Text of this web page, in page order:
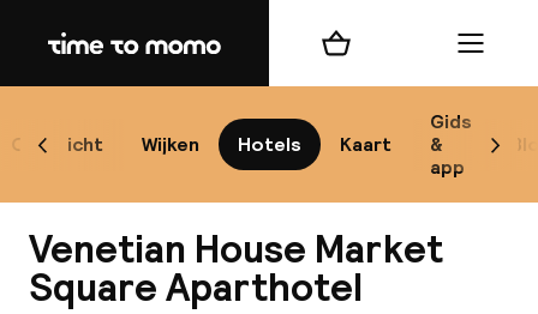
Home
Overzicht Wijken Hotels Kaart
Gids
&
app
Scroll naar links
Winkelmand Menu
Venetian House Market
Square Aparthotel